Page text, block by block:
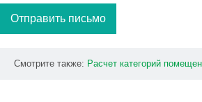
Отправить письмо
Смотрите также: Расчет категорий